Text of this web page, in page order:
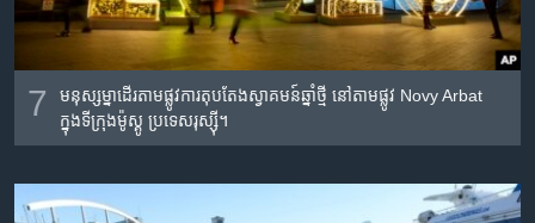
7
មនុស្សម្នាដើរតាម​ផ្លូវការតុបតែង​ស្វាគមន៍​ឆ្នាំថ្មី នៅ​តាមផ្លូវ Novy Arbat
ក្នុង​ទីក្រុង​ម៉ូស្គូ ប្រទេស​រុស្ស៊ី។